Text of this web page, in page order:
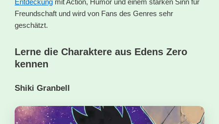
Freundschaft und wird von Fans des Genres sehr
geschätzt.
Lerne die Charaktere aus Edens Zero
kennen
Shiki Granbell